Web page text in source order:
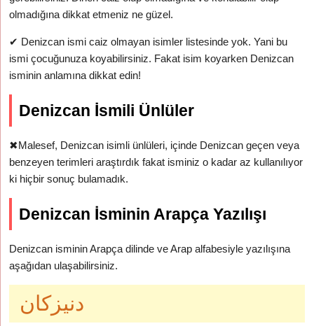
olmadığına dikkat etmeniz ne güzel.
✔ Denizcan ismi caiz olmayan isimler listesinde yok. Yani bu
ismi çocuğunuza koyabilirsiniz. Fakat isim koyarken Denizcan
isminin anlamına dikkat edin!
Denizcan İsmili Ünlüler
✖Malesef, Denizcan isimli ünlüleri, içinde Denizcan geçen veya
benzeyen terimleri araştırdık fakat isminiz o kadar az kullanılıyor
ki hiçbir sonuç bulamadık.
Denizcan İsminin Arapça Yazılışı
Denizcan isminin Arapça dilinde ve Arap alfabesiyle yazılışına
aşağıdan ulaşabilirsiniz.
دنيزكان